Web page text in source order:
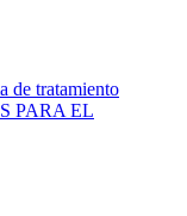
de tratamiento
PARA EL